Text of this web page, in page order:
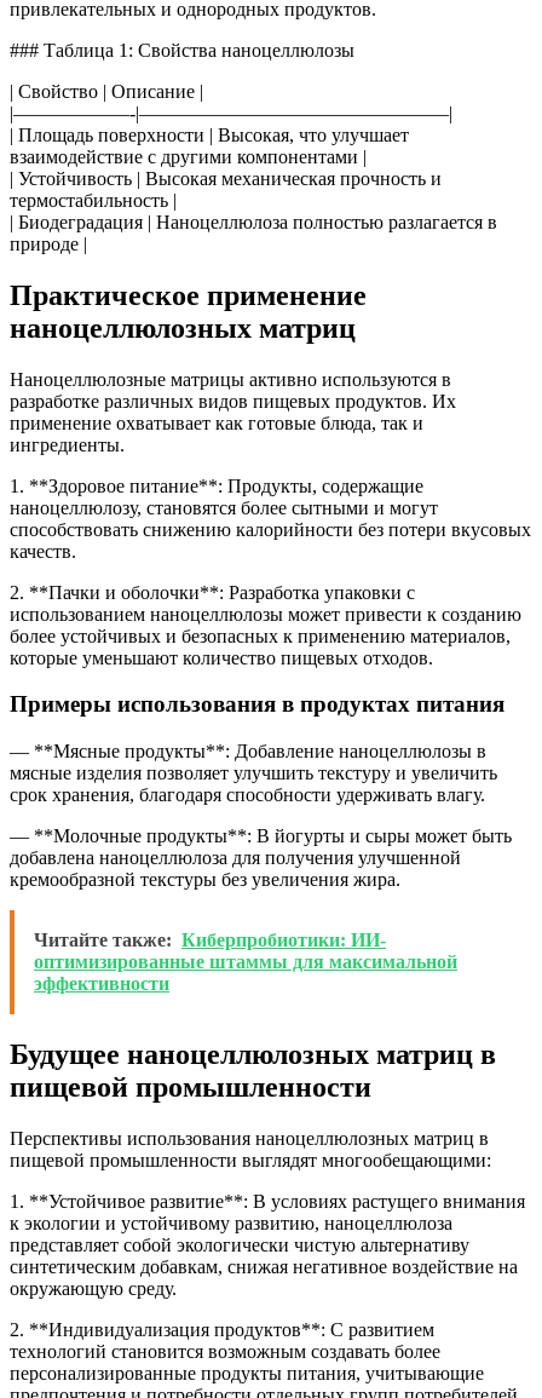
привлекательных и однородных продуктов.
### Таблица 1: Свойства наноцеллюлозы
| Свойство | Описание |
|——————-|————————————————|
| Площадь поверхности | Высокая, что улучшает
взаимодействие с другими компонентами |
| Устойчивость | Высокая механическая прочность и
термостабильность |
| Биодеградация | Наноцеллюлоза полностью разлагается в
природе |
Практическое применение
наноцеллюлозных матриц
Наноцеллюлозные матрицы активно используются в
разработке различных видов пищевых продуктов. Их
применение охватывает как готовые блюда, так и
ингредиенты.
1. **Здоровое питание**: Продукты, содержащие
наноцеллюлозу, становятся более сытными и могут
способствовать снижению калорийности без потери вкусовых
качеств.
2. **Пачки и оболочки**: Разработка упаковки с
использованием наноцеллюлозы может привести к созданию
более устойчивых и безопасных к применению материалов,
которые уменьшают количество пищевых отходов.
Примеры использования в продуктах питания
— **Мясные продукты**: Добавление наноцеллюлозы в
мясные изделия позволяет улучшить текстуру и увеличить
срок хранения, благодаря способности удерживать влагу.
— **Молочные продукты**: В йогурты и сыры может быть
добавлена наноцеллюлоза для получения улучшенной
кремообразной текстуры без увеличения жира.
Читайте также: Киберпробиотики: ИИ-
оптимизированные штаммы для максимальной
эффективности
Будущее наноцеллюлозных матриц в
пищевой промышленности
Перспективы использования наноцеллюлозных матриц в
пищевой промышленности выглядят многообещающими:
1. **Устойчивое развитие**: В условиях растущего внимания
к экологии и устойчивому развитию, наноцеллюлоза
представляет собой экологически чистую альтернативу
синтетическим добавкам, снижая негативное воздействие на
окружающую среду.
2. **Индивидуализация продуктов**: С развитием
технологий становится возможным создавать более
персонализированные продукты питания, учитывающие